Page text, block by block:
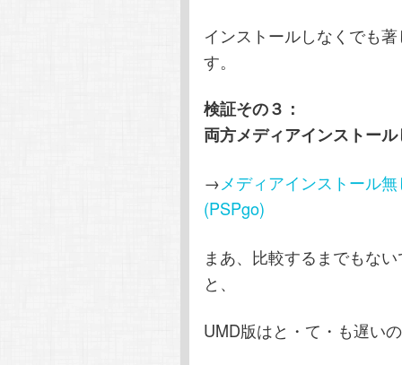
インストールしなくでも
す。
検証その３：
両方メディアインストー
→メディアインストール
(PSPgo)
まあ、比較するまでもな
と、
UMD版はと・て・も遅い